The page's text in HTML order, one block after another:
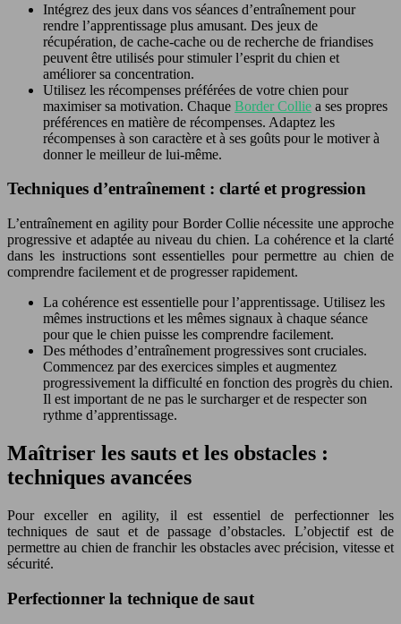
Intégrez des jeux dans vos séances d’entraînement pour
rendre l’apprentissage plus amusant. Des jeux de
récupération, de cache-cache ou de recherche de friandises
peuvent être utilisés pour stimuler l’esprit du chien et
améliorer sa concentration.
Utilisez les récompenses préférées de votre chien pour
maximiser sa motivation. Chaque Border Collie a ses propres
préférences en matière de récompenses. Adaptez les
récompenses à son caractère et à ses goûts pour le motiver à
donner le meilleur de lui-même.
Techniques d’entraînement : clarté et progression
L’entraînement en agility pour Border Collie nécessite une approche
progressive et adaptée au niveau du chien. La cohérence et la clarté
dans les instructions sont essentielles pour permettre au chien de
comprendre facilement et de progresser rapidement.
La cohérence est essentielle pour l’apprentissage. Utilisez les
mêmes instructions et les mêmes signaux à chaque séance
pour que le chien puisse les comprendre facilement.
Des méthodes d’entraînement progressives sont cruciales.
Commencez par des exercices simples et augmentez
progressivement la difficulté en fonction des progrès du chien.
Il est important de ne pas le surcharger et de respecter son
rythme d’apprentissage.
Maîtriser les sauts et les obstacles :
techniques avancées
Pour exceller en agility, il est essentiel de perfectionner les
techniques de saut et de passage d’obstacles. L’objectif est de
permettre au chien de franchir les obstacles avec précision, vitesse et
sécurité.
Perfectionner la technique de saut